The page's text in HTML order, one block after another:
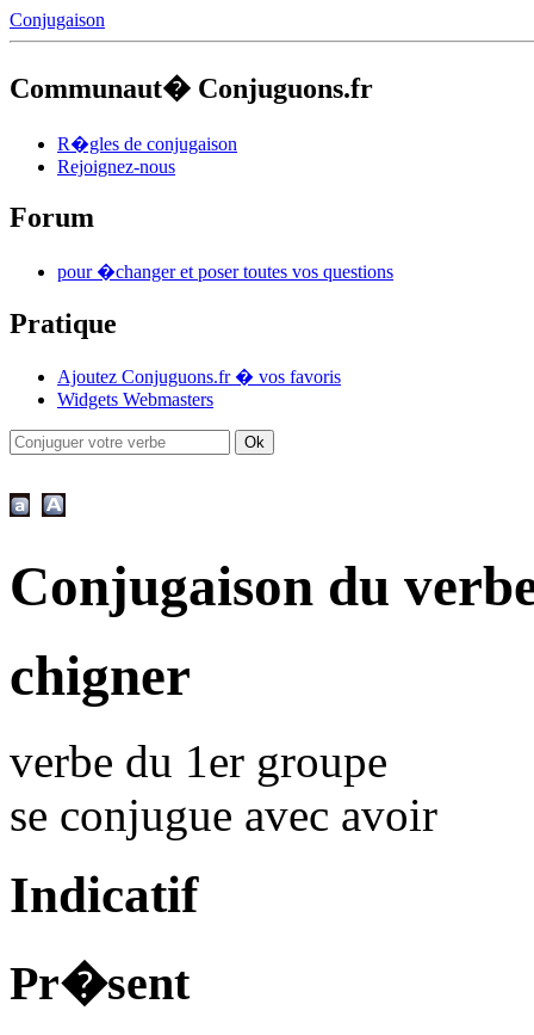
Conjugaison
Communaut� Conjuguons.fr
R�gles de conjugaison
Rejoignez-nous
Forum
pour �changer et poser toutes vos questions
Pratique
Ajoutez Conjuguons.fr � vos favoris
Widgets Webmasters
Conjugaison du
chigner
verbe du 1er groupe
se conjugue avec avoir
Indicatif
Pr�sent